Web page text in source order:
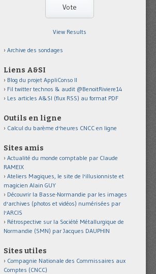
View Results
Archive des sondages
Liens A&SI
Blog du projet AppliConso II
Fil twitter technos & audit @BenoitRiviere14
Les articles A&SI (flux RSS) au format PDF
Outils en ligne
Calcul du barème d'heures CNCC en ligne
Sites amis
Actualité du monde comptable par Claude
RAMEIX
Ateliers Magiques, le site de l'illusionniste et
magicien Alain GUY
Découvrir la Basse-Normandie par les images
d'archives (photos et vidéos) numérisées par
l'ARCIS
Rétrospective sur la Société Métallurgique de
Normandie (SMN) par Jacques DAUPHIN
Sites utiles
Compagnie Nationale des Commissaires aux
Comptes (CNCC)